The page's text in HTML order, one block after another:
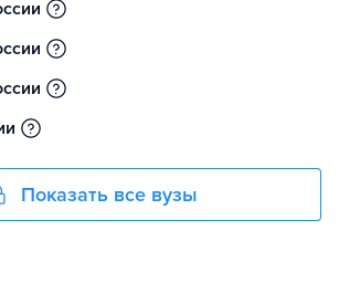
Показать все вузы